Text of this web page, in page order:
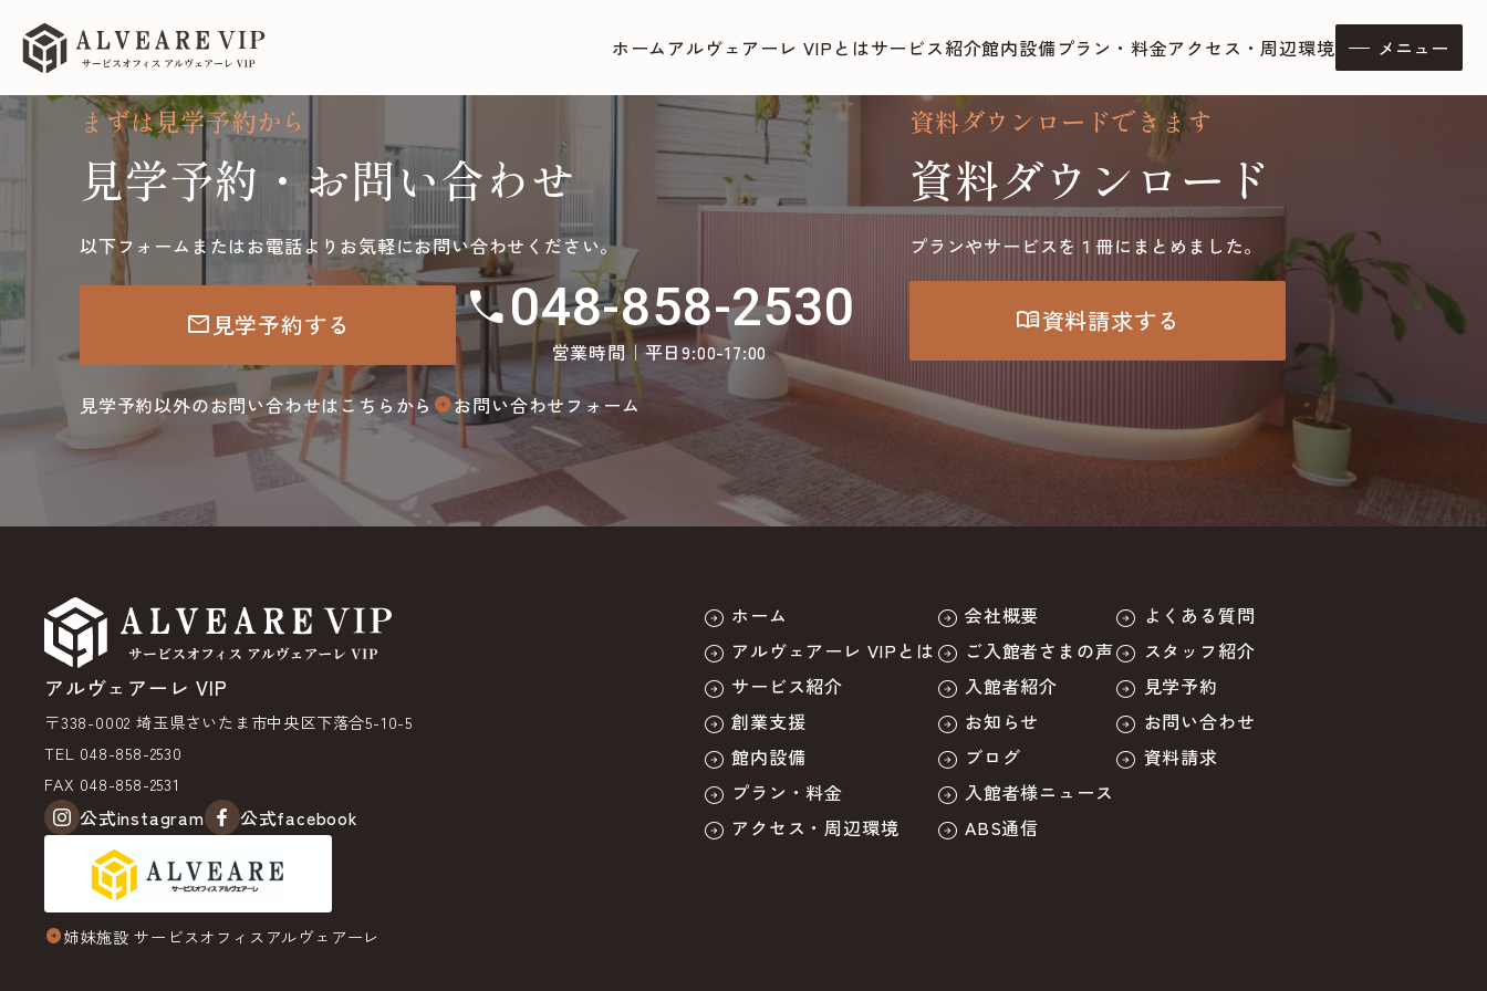
ホームアルヴェアーレ VIPとはサービス紹介館内設備プラン・料金アクセス・周辺環境 メニュー
まずは見学予約から
見学予約・お問い合わせ
以下フォームまたはお電話よりお気軽にお問い合わせください。
mail見学予約する call048-858-2530
営業時間｜平日9:00-17:00
見学予約以外のお問い合わせはこちらからarrow_circle_rightお問い合わせフォーム
資料ダウンロードできます
資料ダウンロード
プランやサービスを１冊にまとめました。
menu_book資料請求する
アルヴェアーレ VIP
〒338-0002 埼玉県さいたま市中央区下落合5-10-5
TEL 048-858-2530
FAX 048-858-2531
公式instagram 公式facebook
arrow_circle_right姉妹施設 サービスオフィスアルヴェアーレ
ホーム
アルヴェアーレ VIPとは
サービス紹介
創業支援
館内設備
プラン・料金
アクセス・周辺環境
会社概要
ご入館者さまの声
入館者紹介
お知らせ
ブログ
入館者様ニュース
ABS通信
よくある質問
スタッフ紹介
見学予約
お問い合わせ
資料請求